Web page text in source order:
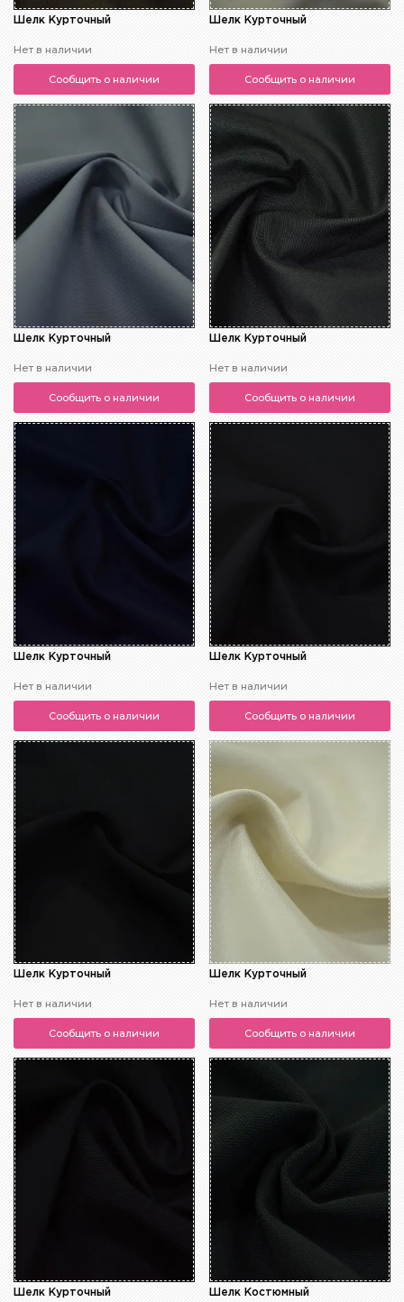
Шелк Курточный
Нет в наличии
Сообщить о наличии
Шелк Курточный
Нет в наличии
Сообщить о наличии
Шелк Курточный
Нет в наличии
Сообщить о наличии
Шелк Курточный
Нет в наличии
Сообщить о наличии
Шелк Курточный
Нет в наличии
Сообщить о наличии
Шелк Курточный
Нет в наличии
Сообщить о наличии
Шелк Курточный
Нет в наличии
Сообщить о наличии
Шелк Курточный
Нет в наличии
Сообщить о наличии
Шелк Курточный Шелк Костюмный